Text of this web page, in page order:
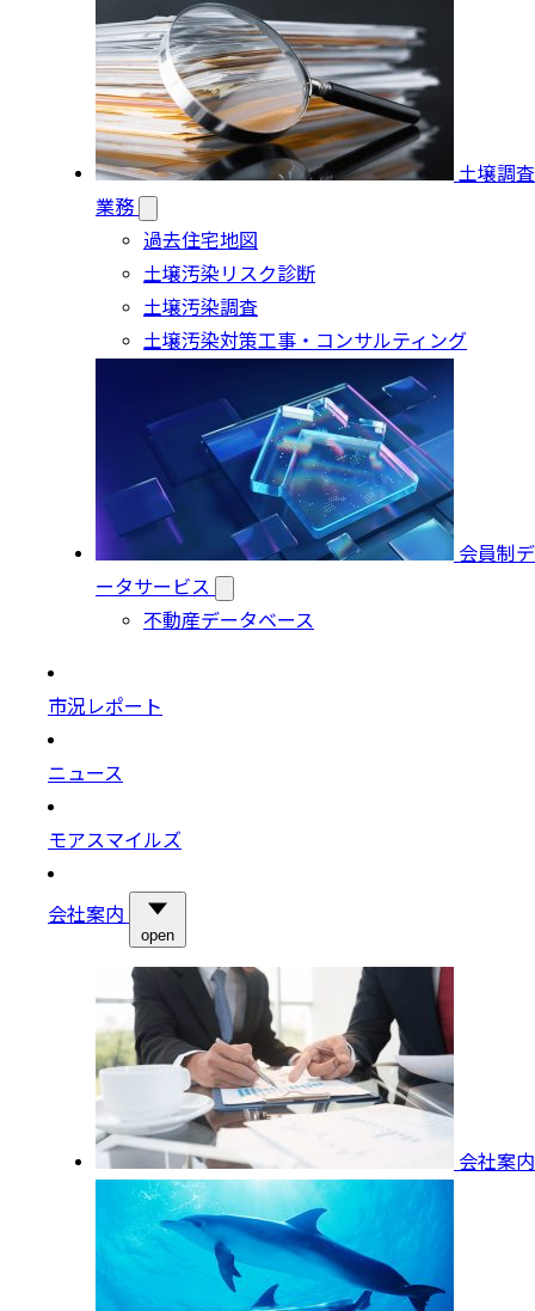
土壌調査
業務
過去住宅地図
土壌汚染リスク診断
土壌汚染調査
土壌汚染対策工事・コンサルティング
会員制デ
ータサービス
不動産データベース
市況レポート
ニュース
モアスマイルズ
会社案内
open
会社案内